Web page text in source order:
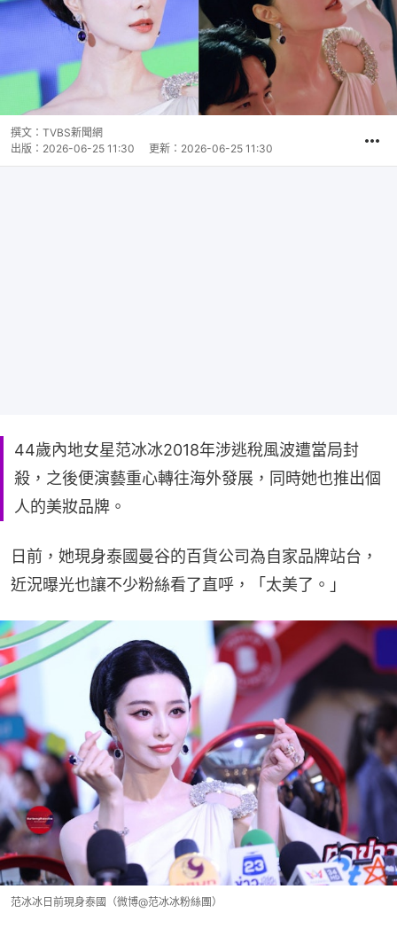
撰文： TVBS新聞網
出版： 2026-06-25 11:30 更新： 2026-06-25 11:30
44歲內地女星范冰冰2018年涉逃稅風波遭當局封
殺，之後便演藝重心轉往海外發展，同時她也推出個
人的美妝品牌。
日前，她現身泰國曼谷的百貨公司為自家品牌站台，
近況曝光也讓不少粉絲看了直呼，「太美了。」
范冰冰日前現身泰國（微博@范冰冰粉絲團）